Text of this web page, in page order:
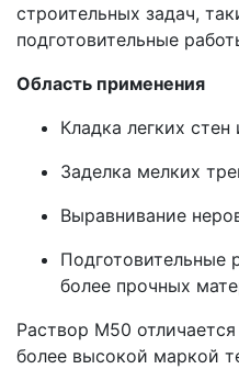
строительных задач,
подготовительные
Область применения
Кладка легких
Заделка мелких
Выравнивание
Подготовительные
более прочных
Раствор М50
более высокой маркой